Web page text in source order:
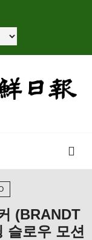
(BRANDT
슬로우 모션